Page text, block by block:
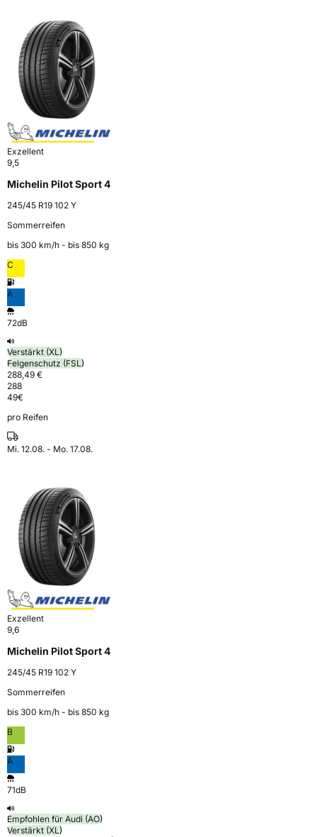
Exzellent
9,5
Michelin Pilot Sport 4
245/45 R19 102 Y
Sommerreifen
bis 300 km⁠/⁠h - bis 850 kg
C
A
72dB
Verstärkt (XL)
Felgenschutz (FSL)
288,49 €
288
49€
pro Reifen
Mi. 12.08. - Mo. 17.08.
Exzellent
9,6
Michelin Pilot Sport 4
245/45 R19 102 Y
Sommerreifen
bis 300 km⁠/⁠h - bis 850 kg
B
A
71dB
Empfohlen für Audi (AO)
Verstärkt (XL)